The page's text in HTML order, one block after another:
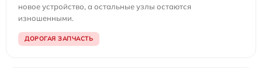
новое устройство, а остальные узлы остаются
изношенными.
ДОРОГАЯ ЗАПЧАСТЬ